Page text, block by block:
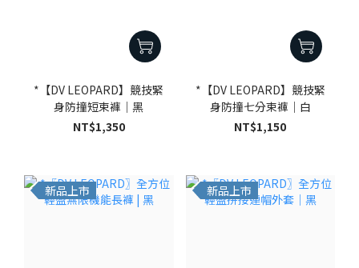
*【DV LEOPARD】競技緊
身防撞短束褲｜黑
NT$1,350
*【DV LEOPARD】競技緊
身防撞七分束褲｜白
NT$1,150
新品上市 新品上市